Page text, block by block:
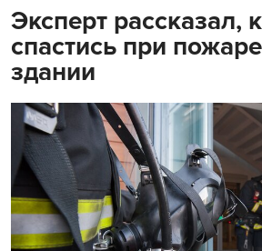
Эксперт рассказал,
спастись при
здании